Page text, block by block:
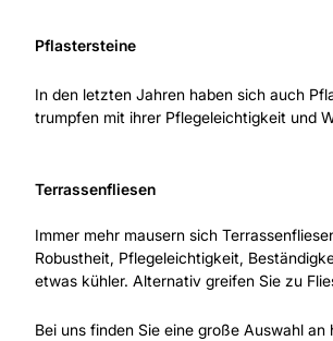
Pflastersteine
In den letzten Jahren haben sich auch
trumpfen mit ihrer Pflegeleichtigkeit und
Terrassenfliesen
Immer mehr mausern sich
Robustheit, Pflegeleichtigkeit,
etwas kühler. Alternativ greifen Sie zu
Bei uns finden Sie eine große Auswahl